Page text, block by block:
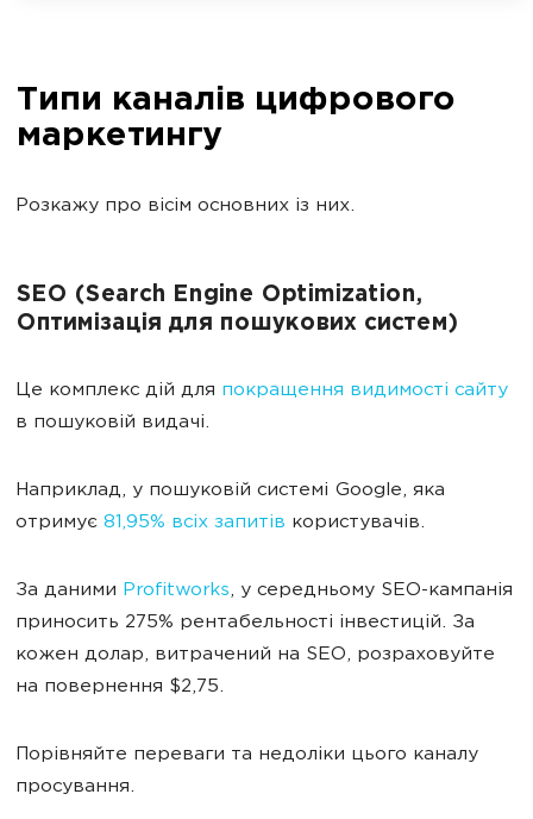
Типи каналів цифрового
маркетингу
Розкажу про вісім основних із них.
SEO (Search Engine Optimization,
Оптимізація для пошукових систем)
Це комплекс дій для покращення видимості сайту
в пошуковій видачі.
Наприклад, у пошуковій системі Google, яка
отримує 81,95% всіх запитів користувачів.
За даними Profitworks, у середньому SEO-кампанія
приносить 275% рентабельності інвестицій. За
кожен долар, витрачений на SEO, розраховуйте
на повернення $2,75.
Порівняйте переваги та недоліки цього каналу
просування.